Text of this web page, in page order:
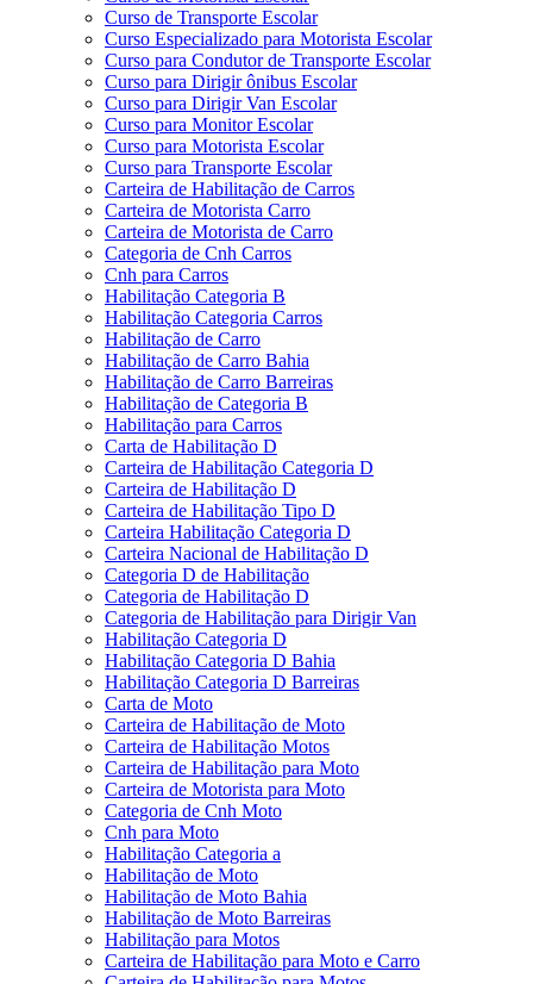
Curso de Transporte Escolar
Curso Especializado para Motorista Escolar
Curso para Condutor de Transporte Escolar
Curso para Dirigir ônibus Escolar
Curso para Dirigir Van Escolar
Curso para Monitor Escolar
Curso para Motorista Escolar
Curso para Transporte Escolar
Carteira de Habilitação de Carros
Carteira de Motorista Carro
Carteira de Motorista de Carro
Categoria de Cnh Carros
Cnh para Carros
Habilitação Categoria B
Habilitação Categoria Carros
Habilitação de Carro
Habilitação de Carro Bahia
Habilitação de Carro Barreiras
Habilitação de Categoria B
Habilitação para Carros
Carta de Habilitação D
Carteira de Habilitação Categoria D
Carteira de Habilitação D
Carteira de Habilitação Tipo D
Carteira Habilitação Categoria D
Carteira Nacional de Habilitação D
Categoria D de Habilitação
Categoria de Habilitação D
Categoria de Habilitação para Dirigir Van
Habilitação Categoria D
Habilitação Categoria D Bahia
Habilitação Categoria D Barreiras
Carta de Moto
Carteira de Habilitação de Moto
Carteira de Habilitação Motos
Carteira de Habilitação para Moto
Carteira de Motorista para Moto
Categoria de Cnh Moto
Cnh para Moto
Habilitação Categoria a
Habilitação de Moto
Habilitação de Moto Bahia
Habilitação de Moto Barreiras
Habilitação para Motos
Carteira de Habilitação para Moto e Carro